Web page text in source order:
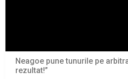
Neagoe pune tunurile pe
rezultat!”